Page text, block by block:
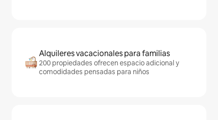
Alquileres vacacionales para familias
200 propiedades ofrecen espacio adicional y
comodidades pensadas para niños